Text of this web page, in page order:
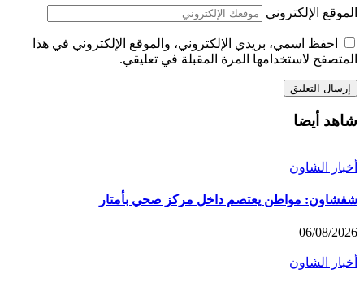
الموقع الإلكتروني
احفظ اسمي، بريدي الإلكتروني، والموقع الإلكتروني في هذا
المتصفح لاستخدامها المرة المقبلة في تعليقي.
شاهد أيضا
أخبار الشاون
شفشاون: مواطن يعتصم داخل مركز صحي بأمتار
06/08/2026
أخبار الشاون